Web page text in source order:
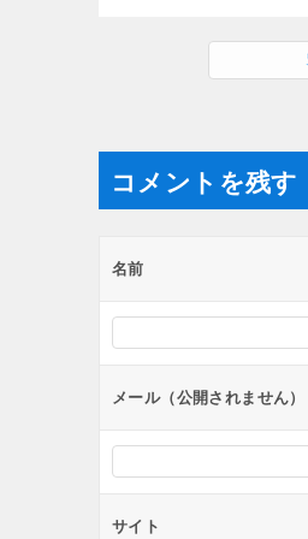
コメントを残す
名前
メール（公開されません）
サイト